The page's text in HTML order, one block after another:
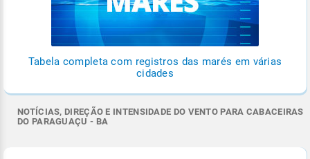
Tabela completa com registros das marés em várias
cidades
NOTÍCIAS, DIREÇÃO E INTENSIDADE DO VENTO PARA CABACEIRAS
DO PARAGUAÇU - BA